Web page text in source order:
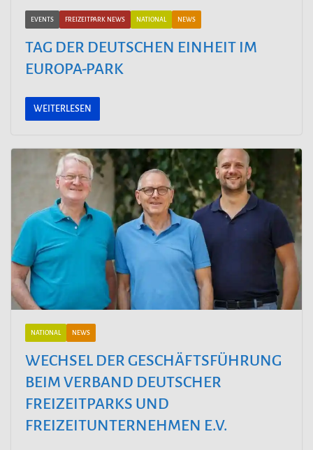
EVENTS FREIZEITPARK NEWS NATIONAL NEWS
TAG DER DEUTSCHEN EINHEIT IM
EUROPA-PARK
WEITERLESEN
NATIONAL NEWS
WECHSEL DER GESCHÄFTSFÜHRUNG
BEIM VERBAND DEUTSCHER
FREIZEITPARKS UND
FREIZEITUNTERNEHMEN E.V.